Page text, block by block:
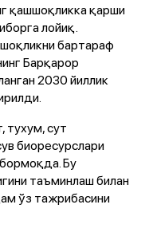
қашшоқликка қарши
лойиқ.
бартараф
Барқарор
2030 йиллик
тухум, сут
биоресурслари
Бу
таъминлаш билан
ўз тажрибасини